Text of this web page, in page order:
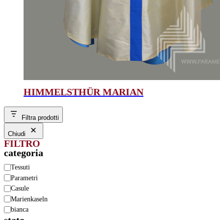
HIMMELSTHÜR MARIAN
Filtra prodotti
Chiudi
FILTRO
categoria
Categoria
Tessuti
Parametri
Casule
Marienkaseln
bianca